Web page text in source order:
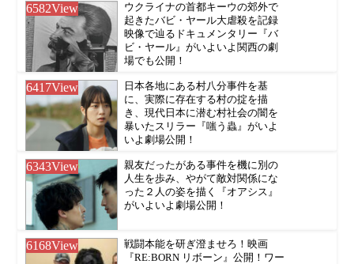
6582View
ウクライナの首都キーウの郊外で
起きたバビ・ヤール大虐殺を記録
映像で辿るドキュメンタリー『バ
ビ・ヤール』がいよいよ関西の劇
場でも公開！
6417View
日本各地にある村八分事件を基
に、実際に存在する村の掟を描
き、現代日本に潜む村社会の闇を
暴いたスリラー『嗤う蟲』がいよ
いよ劇場公開！
6343View
親友だったがある事件を機に別の
人生を歩み、やがて敵対関係にな
った２人の姿を描く『オアシス』
がいよいよ劇場公開！
6168View
戦闘本能を研ぎ澄ませろ！映画
『RE:BORN リボーン』公開！ワー